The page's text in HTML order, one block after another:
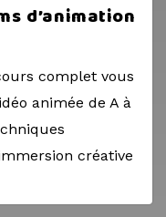
d’animation
complet vous
animée de A à
créative